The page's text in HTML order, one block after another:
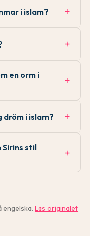
i islam?
en orm i
i islam?
Sirins stil
engelska. Läs originalet